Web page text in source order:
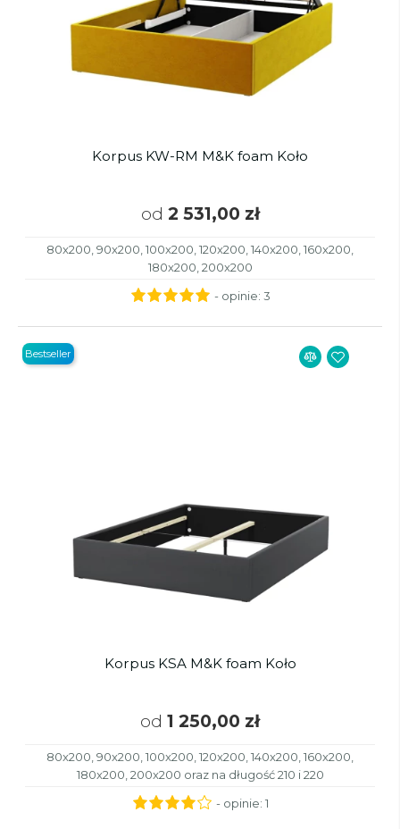
Korpus KW-RM M&K foam Koło
od 2 531,00 zł
80x200, 90x200, 100x200, 120x200, 140x200, 160x200,
180x200, 200x200
- opinie: 3
Korpus KSA M&K foam Koło
od 1 250,00 zł
80x200, 90x200, 100x200, 120x200, 140x200, 160x200,
180x200, 200x200 oraz na długość 210 i 220
Bestseller
- opinie: 1